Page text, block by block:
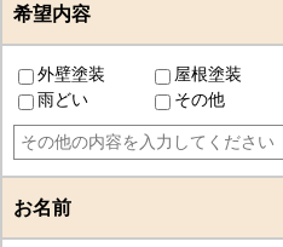
希望内容
外壁塗装 屋根塗装
雨どい
その他
お名前